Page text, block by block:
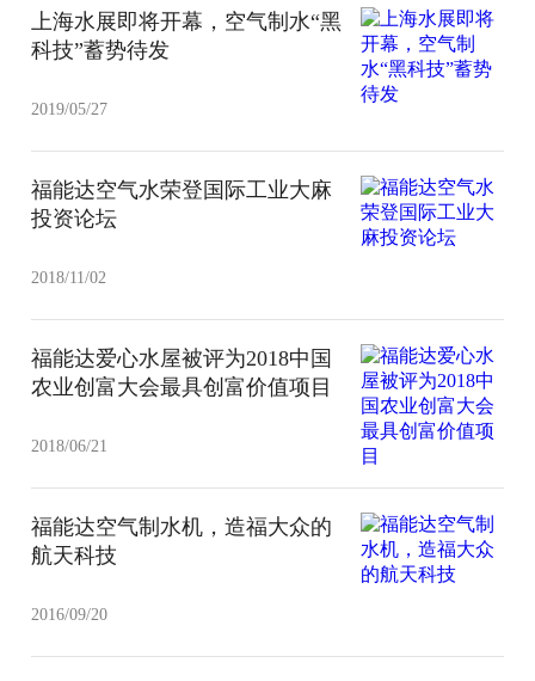
上海水展即将开幕，空气制水“黑
科技”蓄势待发
2019/05/27
福能达空气水荣登国际工业大麻
投资论坛
2018/11/02
福能达爱心水屋被评为2018中国
农业创富大会最具创富价值项目
2018/06/21
福能达空气制水机，造福大众的
航天科技
2016/09/20